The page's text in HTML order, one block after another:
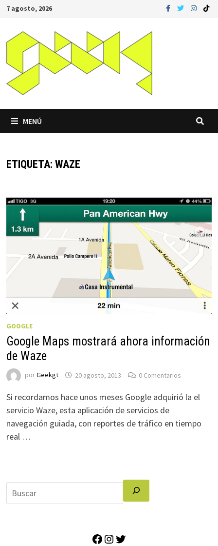
Saltar
contenido
7 agosto, 2026
MENÚ
ETIQUETA: WAZE
GOOGLE
Google Maps mostrará ahora información
de Waze
porGeekgt 20 agosto, 2013 0 Comentarios
Si recordamos hace unos meses Google adquirió la el
servicio Waze, esta aplicación de servicios de
navegación guiada, con reportes de tráfico en tiempo
real …
Facebook
Instagram